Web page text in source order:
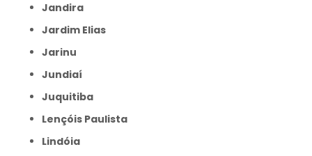
Jandira
Jardim Elias
Jarinu
Jundiaí
Juquitiba
Lençóis Paulista
Lindóia